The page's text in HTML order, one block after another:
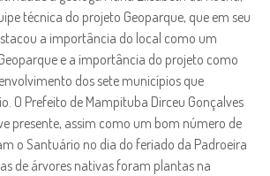
técnica do projeto Geoparque, que em seu
a importância do local como um
e a importância do projeto como
dos sete municípios que
O Prefeito de Mampituba Dirceu Gonçalves
presente, assim como um bom número de
o Santuário no dia do feriado da Padroeira
de árvores nativas foram plantas na